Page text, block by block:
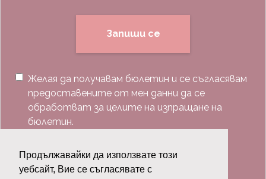
Продължавайки да използвате този
уебсайт, Вие се съгласявате с
Запиши се
Желая да получавам бюлетин и се съгласявам
предоставените от мен данни да се
обработват за целите на изпращане на
бюлетин.
Последвай ни: